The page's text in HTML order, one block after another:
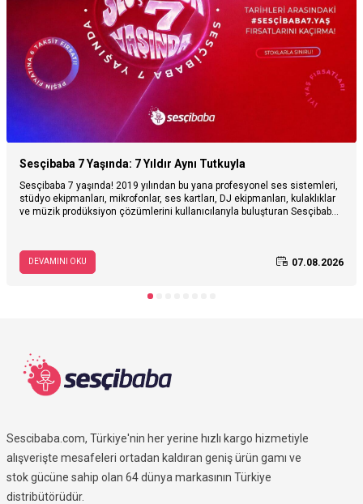
Sesçibaba 7 Yaşında: 7 Yıldır Aynı Tutkuyla
Sesçibaba 7 yaşında! 2019 yılından bu yana profesyonel ses sistemleri,
stüdyo ekipmanları, mikrofonlar, ses kartları, DJ ekipmanları, kulaklıklar
ve müzik prodüksiyon çözümlerini kullanıcılarıyla buluşturan Sesçibaba,
arasında geçerli 7. yaş kampanyasına özel avantajları inceleyin.
DEVAMINI OKU 07.08.2026
Sescibaba.com, Türkiye'nin her yerine hızlı kargo hizmetiyle
alışverişte mesafeleri ortadan kaldıran geniş ürün gamı ve
stok gücüne sahip olan 64 dünya markasının Türkiye
distribütörüdür.